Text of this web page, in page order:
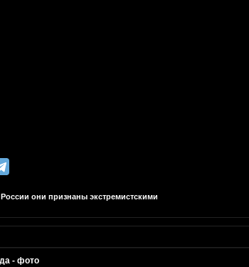
они признаны экстремистскими
- фото